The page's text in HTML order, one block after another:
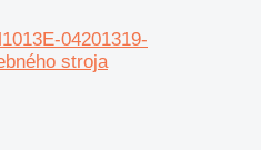
04201319-
stroja